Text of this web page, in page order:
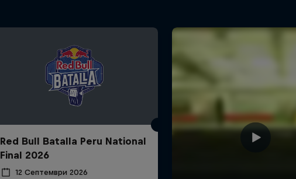
Red Bull Batalla Peru National
Final 2026
12 Септември 2026